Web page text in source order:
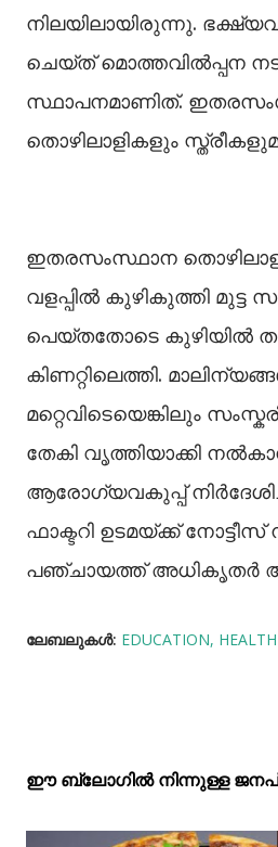
നിലയിലായിരുന്നു.
ചെയ്ത് മൊത്തവില്‍പ്പന
സ്ഥാപനമാണിത്.
തൊഴിലാളികളും
ഇതരസംസ്ഥാന
വളപ്പില്‍ കുഴികുത്തി മുട്ട
പെയ്തതോടെ കുഴിയില്‍
കിണറ്റിലെത്തി.
മറ്റെവിടെയെങ്കിലും
തേകി വൃത്തിയാക്കി
ആരോഗ്യവകുപ്പ്
ഫാക്ടറി ഉടമയ്ക്ക്
പഞ്ചായത്ത് അധികൃതർ
ലേബലുകള്‍: EDUCATION
ഈ ബ്ലോഗിൽ നിന്നുള്ള